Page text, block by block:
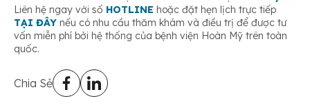
Liên hệ ngay với số HOTLINE hoặc đặt hẹn lịch trực tiếp
TẠI ĐÂY nếu có nhu cầu thăm khám và điều trị để được tư
vấn miễn phí bởi hệ thống của bệnh viện Hoàn Mỹ trên toàn
quốc.
Chia Sẻ